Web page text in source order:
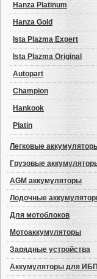
Hanza Platinum
Hanza Gold
Ista Plazma Expert
Ista Plazma Original
Autopart
Champion
Hankook
Platin
Легковые
Грузовые
AGM аккумуляторы
Лодочные
Для мотоблоков
Мотоаккумуляторы
Зарядные устройства
Аккумуляторы для ИБП